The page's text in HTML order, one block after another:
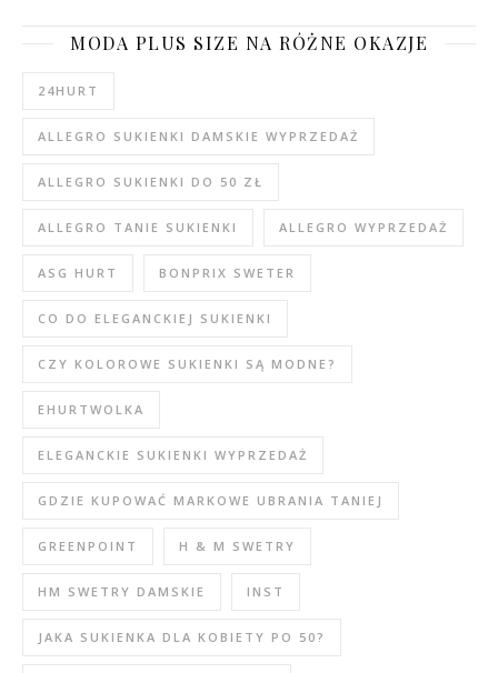
MODA PLUS SIZE NA RÓŻNE OKAZJE
24HURT
ALLEGRO SUKIENKI DAMSKIE WYPRZEDAŻ
ALLEGRO SUKIENKI DO 50 ZŁ
ALLEGRO TANIE SUKIENKI ALLEGRO WYPRZEDAŻ
ASG HURT BONPRIX SWETER
CO DO ELEGANCKIEJ SUKIENKI
CZY KOLOROWE SUKIENKI SĄ MODNE?
EHURTWOLKA
ELEGANCKIE SUKIENKI WYPRZEDAŻ
GDZIE KUPOWAĆ MARKOWE UBRANIA TANIEJ
GREENPOINT H & M SWETRY
HM SWETRY DAMSKIE INST
JAKA SUKIENKA DLA KOBIETY PO 50?